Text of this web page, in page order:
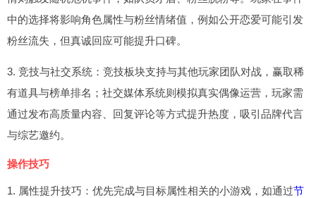
中的选择将影响角色属性与粉丝情绪值，例如公开恋爱可能引发
粉丝流失，但真诚回应可能提升口碑。
3. 竞技与社交系统：竞技板块支持与其他玩家团队对战，赢取稀
有道具与榜单排名；社交媒体系统则模拟真实偶像运营，玩家需
通过发布高质量内容、回复评论等方式提升热度，吸引品牌代言
与综艺邀约。
操作技巧
1. 属性提升技巧：优先完成与目标属性相关的小游戏，如通过节